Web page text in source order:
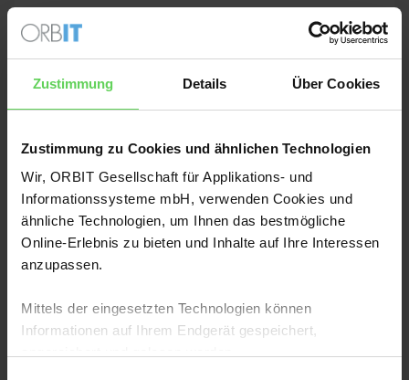
Zustimmung Details Über Cookies
Zustimmung zu Cookies und ähnlichen Technologien
Wir, ORBIT Gesellschaft für Applikations- und
Informationssysteme mbH, verwenden Cookies und
ähnliche Technologien, um Ihnen das bestmögliche
Online-Erlebnis zu bieten und Inhalte auf Ihre Interessen
anzupassen.
Mittels der eingesetzten Technologien können
Informationen auf Ihrem Endgerät gespeichert,
Für IT-Leiter*innen: Gestalten Sie die optimale
Power-BI-Infrastruktur – in unserem Training für
Desktop, Service, Tools, Lizenz- und
Betriebsmodelle.
Mehr dazu
WORKSHOP
:
Microsoft Fabric
Für alle, die noch mehr aus den Daten holen
wollen: Infos zu Leistung und Funktionen sowie